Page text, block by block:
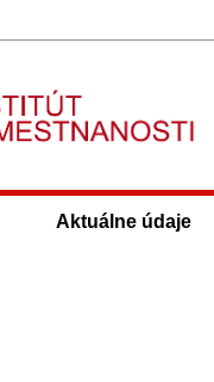
Aktuálne údaje